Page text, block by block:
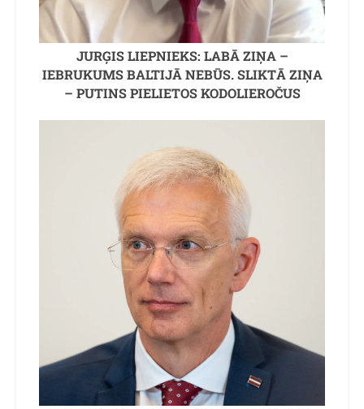
JURĢIS LIEPNIEKS: LABĀ ZIŅA –
IEBRUKUMS BALTIJĀ NEBŪS. SLIKTĀ ZIŅA
– PUTINS PIELIETOS KODOLIEROČUS